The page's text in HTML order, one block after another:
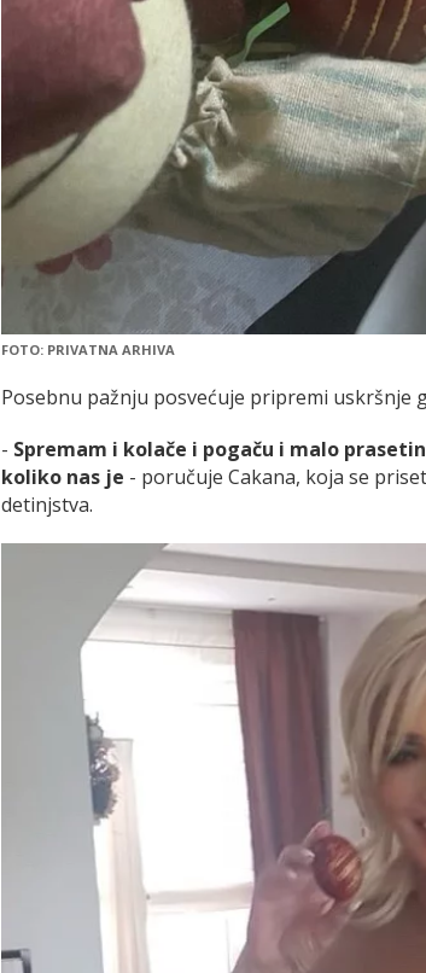
FOTO: PRIVATNA ARHIVA
Posebnu pažnju posvećuje pripremi uskršnje
- Spremam i kolače i pogaču i malo
koliko nas je - poručuje Cakana, koja se
detinjstva.